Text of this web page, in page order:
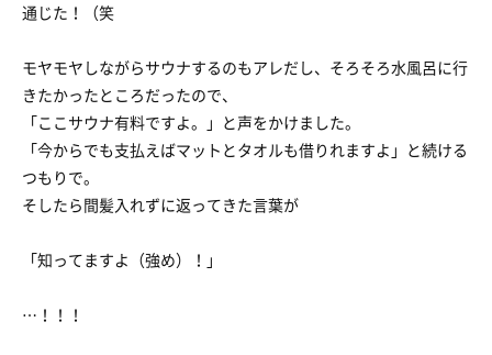
通じた！（笑
モヤモヤしながらサウナするのもアレだし、そろそろ水風呂に行
きたかったところだったので、
「ここサウナ有料ですよ。」と声をかけました。
「今からでも支払えばマットとタオルも借りれますよ」と続ける
つもりで。
そしたら間髪入れずに返ってきた言葉が
「知ってますよ（強め）！」
…！！！